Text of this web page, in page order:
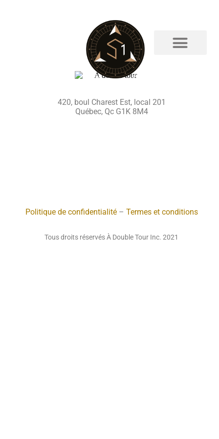
420, boul Charest Est, local 201
Québec, Qc G1K 8M4
Politique de confidentialité– Termes et conditions
Tous droits réservés À Double Tour Inc. 2021